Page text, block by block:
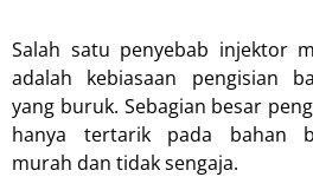
Salah satu penyebab injektor
adalah kebiasaan pengisian
yang buruk. Sebagian besar
hanya tertarik pada bahan
murah dan tidak sengaja.